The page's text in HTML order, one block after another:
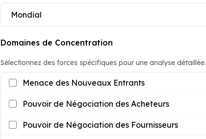
Domaines de Concentration
Sélectionnez des forces spécifiques pour une analyse détaillée.
Menace des Nouveaux Entrants
Pouvoir de Négociation des Acheteurs
Pouvoir de Négociation des Fournisseurs